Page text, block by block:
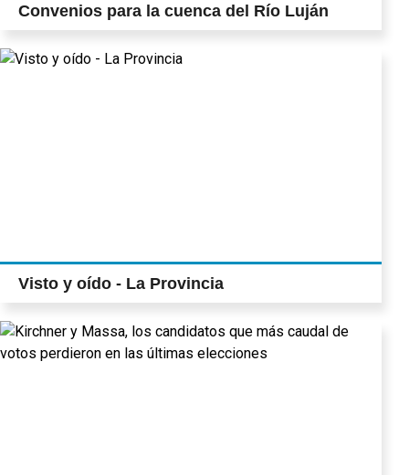
Convenios para la cuenca del Río Luján
Visto y oído - La Provincia